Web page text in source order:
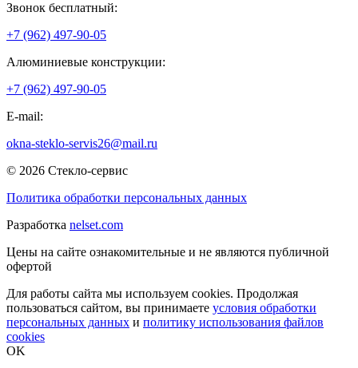
Звонок бесплатный:
+7 (962) 497-90-05
Алюминиевые конструкции:
+7 (962) 497-90-05
E-mail:
okna-steklo-servis26@mail.ru
© 2026 Стекло-сервис
Политика обработки персональных данных
Разработка nelset.com
Цены на сайте ознакомительные и не являются публичной
офертой
Для работы сайта мы используем cookies. Продолжая
пользоваться сайтом, вы принимаете условия обработки
персональных данных и политику использования файлов
cookies
OK